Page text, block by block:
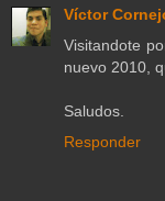
Víctor
Visitandote
nuevo 2010,
Saludos.
Responder